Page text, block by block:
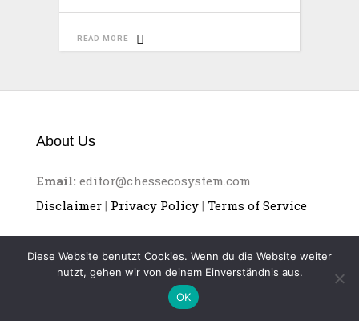
READ MORE
About Us
Email: editor@chessecosystem.com
Disclaimer | Privacy Policy | Terms of Service
CHESS ECOSYSTEM
Diese Website benutzt Cookies. Wenn du die Website weiter
nutzt, gehen wir von deinem Einverständnis aus.
OK